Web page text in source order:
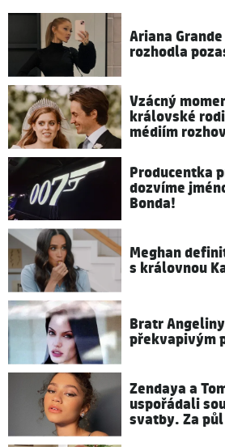
Ariana
rozhodla
Vzácný
královské
médiím
Producentka
dozvíme
Bonda!
Meghan
s královnou
Bratr
překvapivým
Zendaya a
uspořádali
svatby. Za